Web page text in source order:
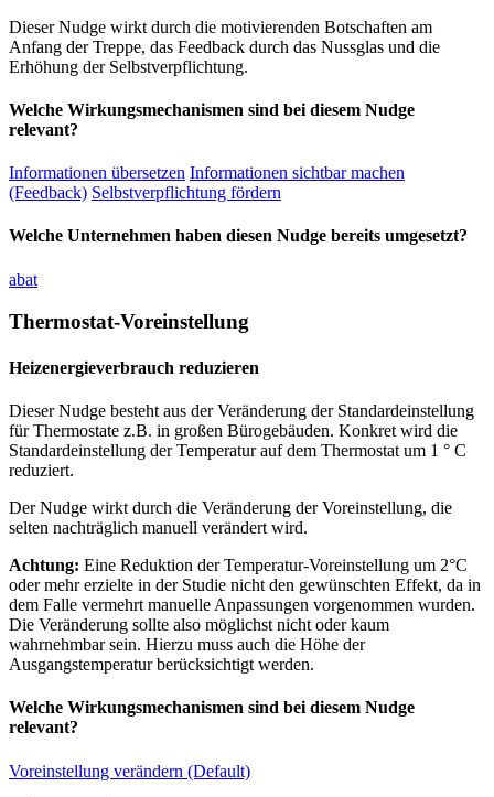
Dieser Nudge wirkt durch die motivierenden Botschaften am
Anfang der Treppe, das Feedback durch das Nussglas und die
Erhöhung der Selbstverpflichtung.
Welche Wirkungsmechanismen sind bei diesem Nudge
relevant?
Informationen übersetzen Informationen sichtbar machen
(Feedback) Selbstverpflichtung fördern
Welche Unternehmen haben diesen Nudge bereits umgesetzt?
abat
Thermostat-Voreinstellung
Heizenergieverbrauch reduzieren
Dieser Nudge besteht aus der Veränderung der Standardeinstellung
für Thermostate z.B. in großen Bürogebäuden. Konkret wird die
Standardeinstellung der Temperatur auf dem Thermostat um 1 ° C
reduziert.
Der Nudge wirkt durch die Veränderung der Voreinstellung, die
selten nachträglich manuell verändert wird.
Achtung: Eine Reduktion der Temperatur-Voreinstellung um 2°C
oder mehr erzielte in der Studie nicht den gewünschten Effekt, da in
dem Falle vermehrt manuelle Anpassungen vorgenommen wurden.
Die Veränderung sollte also möglichst nicht oder kaum
wahrnehmbar sein. Hierzu muss auch die Höhe der
Ausgangstemperatur berücksichtigt werden.
Welche Wirkungsmechanismen sind bei diesem Nudge
relevant?
Voreinstellung verändern (Default)